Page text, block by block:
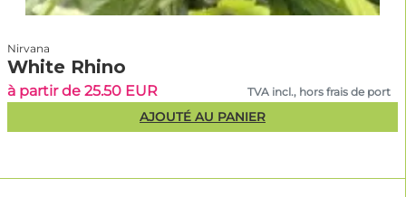
Nirvana
White Rhino
à partir de 25.50 EUR TVA incl., hors frais de port
AJOUTÉ AU PANIER